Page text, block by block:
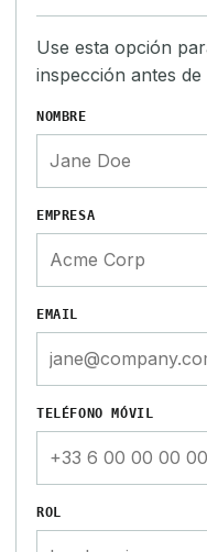
Use esta opción
inspección antes de
NOMBRE
EMPRESA
EMAIL
TELÉFONO MÓVIL
ROL